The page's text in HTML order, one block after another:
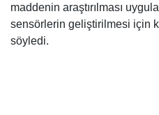
maddenin araştırılması
sensörlerin geliştirilmesi için
söyledi.